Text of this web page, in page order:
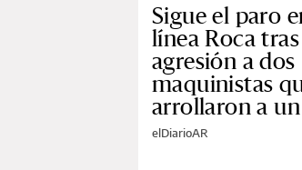
Sigue el paro
línea Roca
agresión a dos
maquinistas
arrollaron a
elDiarioAR